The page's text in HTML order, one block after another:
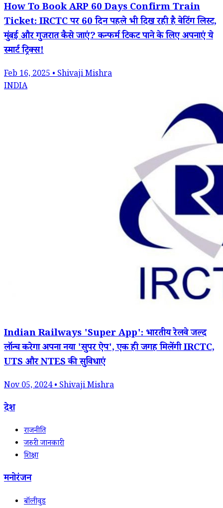
How To Book ARP 60 Days Confirm Train
Ticket: IRCTC पर 60 दिन पहले भी दिख रही है वेटिंग लिस्ट,
मुंबई और गुजरात कैसे जाएं? कन्फर्म टिकट पाने के लिए अपनाएं ये
स्मार्ट ट्रिक्स!
Feb 16, 2025 • Shivaji Mishra
INDIA
Indian Railways 'Super App': भारतीय रेलवे जल्द
लॉन्च करेगा अपना नया 'सुपर ऐप', एक ही जगह मिलेंगी IRCTC,
UTS और NTES की सुविधाएं
Nov 05, 2024 • Shivaji Mishra
देश
राजनीति
जरुरी जानकारी
शिक्षा
मनोरंजन
बॉलीवुड